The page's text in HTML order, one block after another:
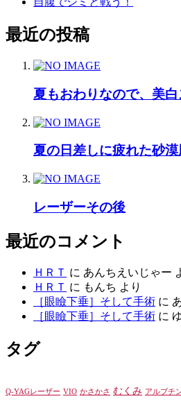
最近の投稿
夏もおわりなので、美白
夏の日差しに疲れた砂漠
レーザーその後
最近のコメント
ＨＲＴ に あんちえいじゃー
ＨＲＴ に もんち より
［眼瞼下垂］そして手術 に
［眼瞼下垂］そして手術 に
タグ
Q-YAGレーザー VIO かさかさ むくみ アルブチ